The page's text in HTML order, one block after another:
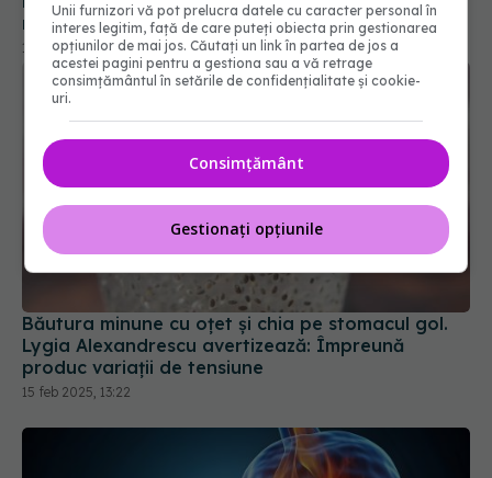
Băutura minune cu oțet și chia pe stomacul gol.
Lygia Alexandrescu avertizează: Împreună
produc variații de tensiune
15 feb 2025, 13:22
Unii furnizori vă pot prelucra datele cu caracter personal în
interes legitim, față de care puteți obiecta prin gestionarea
opțiunilor de mai jos. Căutați un link în partea de jos a
acestei pagini pentru a gestiona sau a vă retrage
consimțământul în setările de confidențialitate și cookie-
uri.
Consimțământ
Gestionați opțiunile